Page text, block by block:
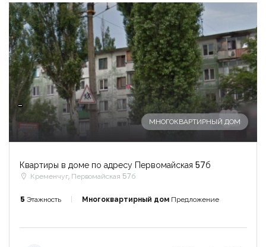
-
МНОГОКВАРТИРНЫЙ ДОМ
Квартиры в доме по адресу Первомайская 57б
Кременчуг, Первомайская 57б
5 Этажность Многоквартирный дом Предложение